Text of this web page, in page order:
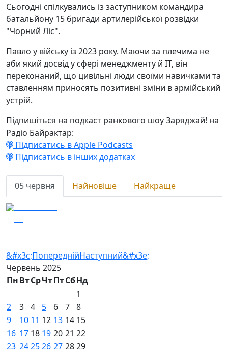
Сьогодні спілкувались із заступником командира
батальйону 15 бригади артилерійської розвідки
"Чорний Ліс".
Павло у війську із 2023 року. Маючи за плечима не
аби який досвід у сфері менеджменту й IT, він
переконаний, що цивільні люди своїми навичками та
ставленням приносять позитивні зміни в армійський
устрій.
Підпишіться на подкаст ранкового шоу Заряджай! на
Радіо Байрактар:
Підписатись в Apple Podcasts
Підписатись в інших додатках
05 червня Найновіше
Найкраще
&#x3c;ПопереднійНаступний&#x3e;
Червень 2025
ПнВтСрЧтПтСбНд
1
2
3 4 5 6 7 8
9
10 11 12 13 14 15
16 17 18 19 20 21 22
23 242526 27 2829